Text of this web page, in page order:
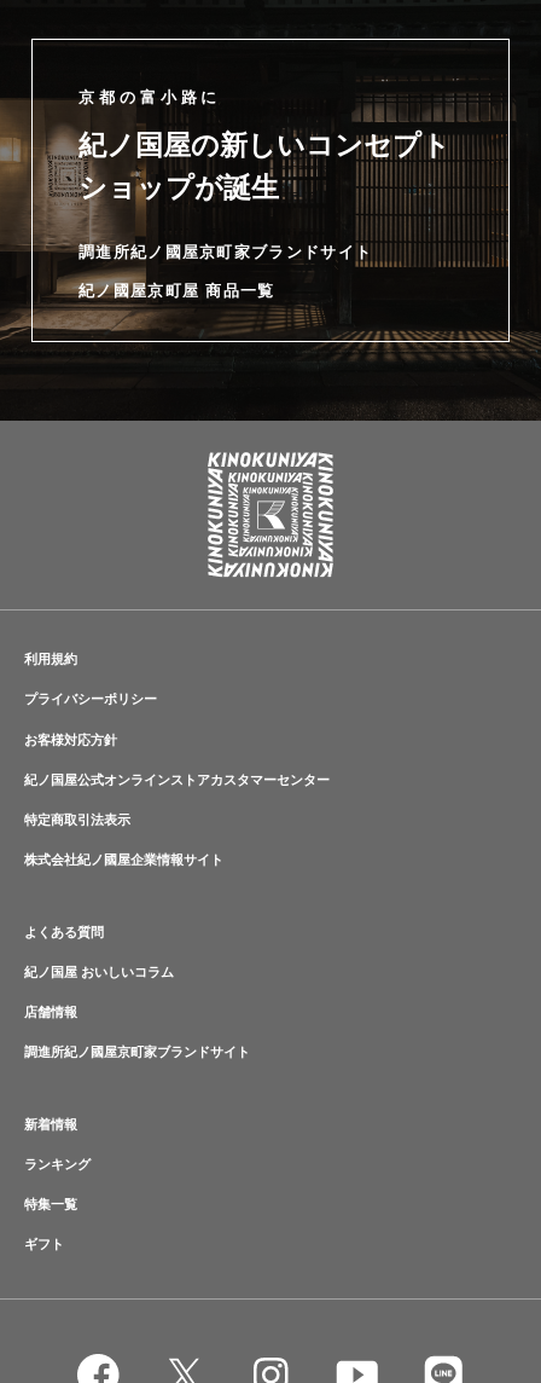
京都の富小路に
紀ノ国屋の新しいコンセプト
ショップが誕生
調進所紀ノ國屋京町家ブランドサイト
紀ノ國屋京町屋 商品一覧
利用規約
プライバシーポリシー
お客様対応方針
紀ノ国屋公式オンラインストアカスタマーセンター
特定商取引法表示
株式会社紀ノ國屋企業情報サイト
よくある質問
紀ノ国屋 おいしいコラム
店舗情報
調進所紀ノ國屋京町家ブランドサイト
新着情報
ランキング
特集一覧
ギフト